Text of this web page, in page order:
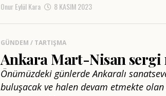
Onur Eylül Kara 8 KASIM 2023
GÜNDEM / TARTIŞMA
Ankara Mart-Nisan sergi
Önümüzdeki günlerde Ankaralı
buluşacak ve halen devam etmekte